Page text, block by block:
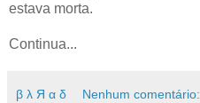
estava morta.
Continua...
β λ Я α δ Nenhum comentário: